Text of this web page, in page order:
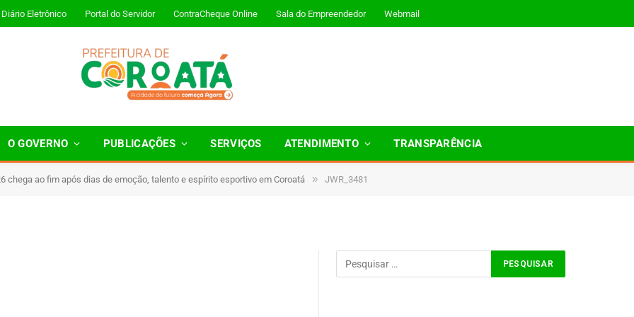
Diário Eletrônico Portal do Servidor ContraCheque Online Sala do Empreendedor Webmail
O GOVERNO PUBLICAÇÕES SERVIÇOS ATENDIMENTO TRANSPARÊNCIA
chega ao fim após dias de emoção, talento e espírito esportivo em Coroatá » JWR_3481